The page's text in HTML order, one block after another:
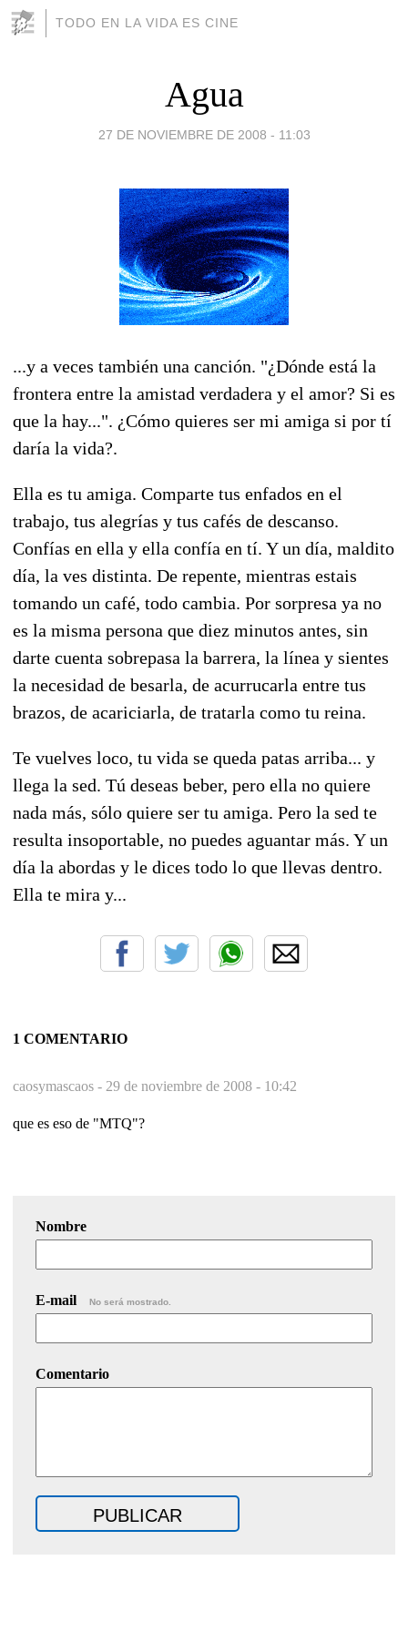
TODO EN LA VIDA ES CINE
Agua
27 DE NOVIEMBRE DE 2008 - 11:03
...y a veces también una canción. "¿Dónde está la
frontera entre la amistad verdadera y el amor? Si es
que la hay...". ¿Cómo quieres ser mi amiga si por tí
daría la vida?.
Ella es tu amiga. Comparte tus enfados en el
trabajo, tus alegrías y tus cafés de descanso.
Confías en ella y ella confía en tí. Y un día, maldito
día, la ves distinta. De repente, mientras estais
tomando un café, todo cambia. Por sorpresa ya no
es la misma persona que diez minutos antes, sin
darte cuenta sobrepasa la barrera, la línea y sientes
la necesidad de besarla, de acurrucarla entre tus
brazos, de acariciarla, de tratarla como tu reina.
Te vuelves loco, tu vida se queda patas arriba... y
llega la sed. Tú deseas beber, pero ella no quiere
nada más, sólo quiere ser tu amiga. Pero la sed te
resulta insoportable, no puedes aguantar más. Y un
día la abordas y le dices todo lo que llevas dentro.
Ella te mira y...
1 COMENTARIO
caosymascaos - 29 de noviembre de 2008 - 10:42
que es eso de "MTQ"?
Nombre
E-mail No será mostrado.
Comentario